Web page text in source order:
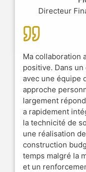
Directeur
Ma collaboration
positive. Dans
avec une équipe
approche
largement
a rapidement
la technicité de
une réalisation
construction
temps malgré la
et un